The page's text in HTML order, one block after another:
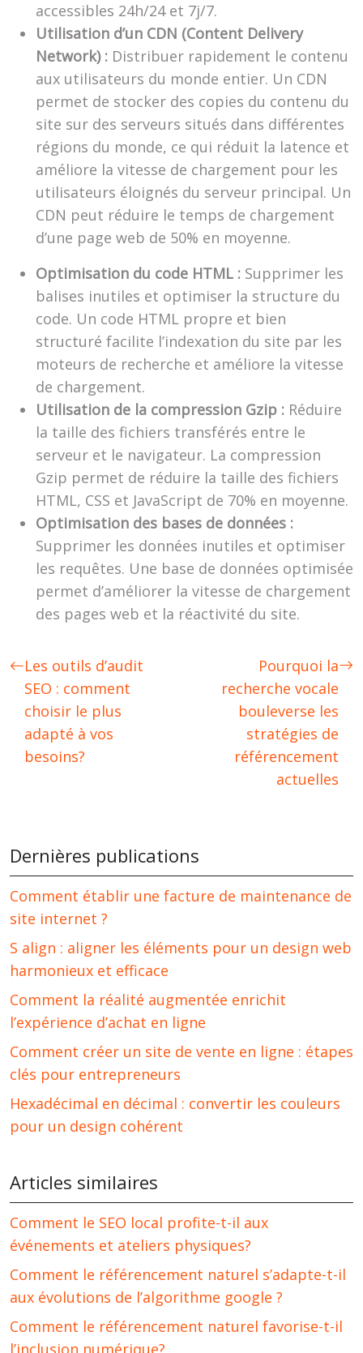
accessibles 24h/24 et 7j/7.
Utilisation d’un CDN (Content Delivery
Network) : Distribuer rapidement le contenu
aux utilisateurs du monde entier. Un CDN
permet de stocker des copies du contenu du
site sur des serveurs situés dans différentes
régions du monde, ce qui réduit la latence et
améliore la vitesse de chargement pour les
utilisateurs éloignés du serveur principal. Un
CDN peut réduire le temps de chargement
d’une page web de 50% en moyenne.
Optimisation du code HTML : Supprimer les
balises inutiles et optimiser la structure du
code. Un code HTML propre et bien
structuré facilite l’indexation du site par les
moteurs de recherche et améliore la vitesse
de chargement.
Utilisation de la compression Gzip : Réduire
la taille des fichiers transférés entre le
serveur et le navigateur. La compression
Gzip permet de réduire la taille des fichiers
HTML, CSS et JavaScript de 70% en moyenne.
Optimisation des bases de données :
Supprimer les données inutiles et optimiser
les requêtes. Une base de données optimisée
permet d’améliorer la vitesse de chargement
des pages web et la réactivité du site.
Les outils d’audit
SEO : comment
choisir le plus
adapté à vos
besoins?
Pourquoi la
recherche vocale
bouleverse les
stratégies de
référencement
actuelles
Dernières publications
Comment établir une facture de maintenance de
site internet ?
S align : aligner les éléments pour un design web
harmonieux et efficace
Comment la réalité augmentée enrichit
l’expérience d’achat en ligne
Comment créer un site de vente en ligne : étapes
clés pour entrepreneurs
Hexadécimal en décimal : convertir les couleurs
pour un design cohérent
Articles similaires
Comment le SEO local profite-t-il aux
événements et ateliers physiques?
Comment le référencement naturel s’adapte-t-il
aux évolutions de l’algorithme google ?
Comment le référencement naturel favorise-t-il
l’inclusion numérique?